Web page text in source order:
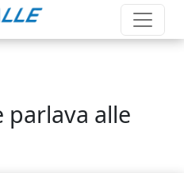
parlava alle